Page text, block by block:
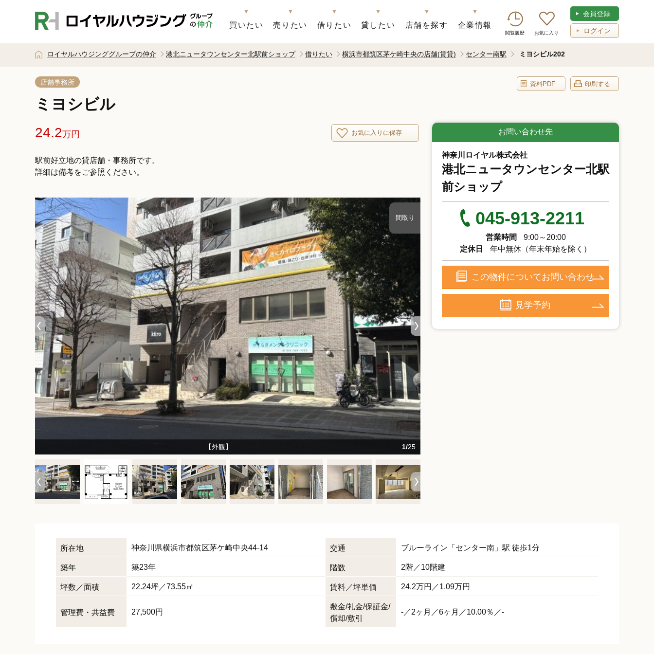
買いたい 売りたい 借りたい 貸したい 店舗を探す 企業情報
閲覧履歴 お気に入り
会員登録
ログイン
ロイヤルハウジンググループの仲介 港北ニュータウンセンター北駅前ショップ 借りたい 横浜市都筑区茅ケ崎中央の店舗(賃貸) センター南駅 ミヨシビル202
ミヨシビル
店舗事務所 資料PDF 印刷する
24.2万円 お気に入りに保存
駅前好立地の貸店舗・事務所です。
詳細は備考をご参照ください。
【外観】 1/25
間取り
お問い合わせ先
神奈川ロイヤル株式会社
港北ニュータウンセンター北駅
前ショップ
045-913-2211
営業時間
9:00～20:00
定休日
年中無休（年末年始を除く）
この物件についてお問い合わせ
見学予約
所在地 神奈川県横浜市都筑区茅ケ崎中央44-14 交通 ブルーライン「 センター南 」駅 徒歩1分
築年 築23年 階数 2階／10階建
坪数／面積 22.24坪／73.55㎡ 賃料／坪単価 24.2万円／1.09万円
管理費・共益費 27,500円
敷金/礼金/保証金/
償却/敷引
-／2ヶ月／6ヶ月／10.00％／-